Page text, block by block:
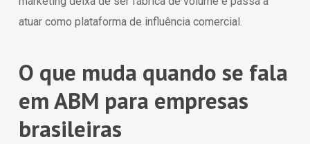
atuar como plataforma de influência comercial.
O que muda quando se fala
em ABM para empresas
brasileiras